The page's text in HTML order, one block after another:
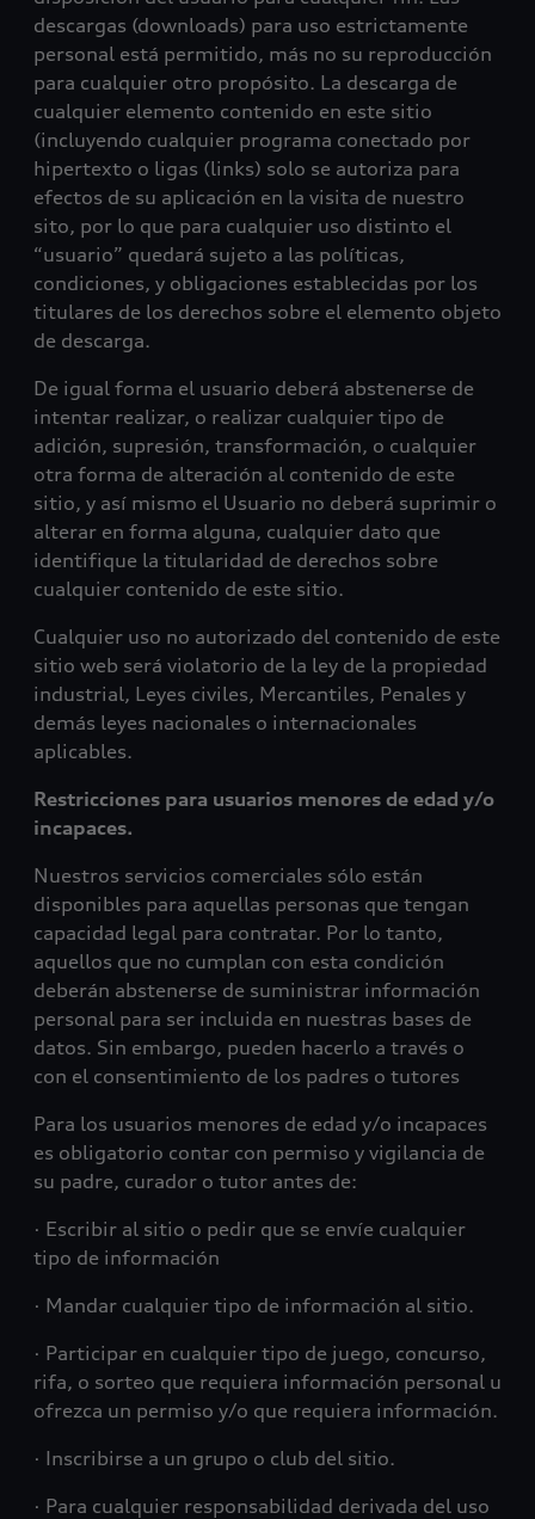
descargas (downloads) para uso estrictamente
personal está permitido, más no su reproducción
para cualquier otro propósito. La descarga de
cualquier elemento contenido en este sitio
(incluyendo cualquier programa conectado por
hipertexto o ligas (links) solo se autoriza para
efectos de su aplicación en la visita de nuestro
sito, por lo que para cualquier uso distinto el
“usuario” quedará sujeto a las políticas,
condiciones, y obligaciones establecidas por los
titulares de los derechos sobre el elemento objeto
de descarga.
De igual forma el usuario deberá abstenerse de
intentar realizar, o realizar cualquier tipo de
adición, supresión, transformación, o cualquier
otra forma de alteración al contenido de este
sitio, y así mismo el Usuario no deberá suprimir o
alterar en forma alguna, cualquier dato que
identifique la titularidad de derechos sobre
cualquier contenido de este sitio.
Cualquier uso no autorizado del contenido de este
sitio web será violatorio de la ley de la propiedad
industrial, Leyes civiles, Mercantiles, Penales y
demás leyes nacionales o internacionales
aplicables.
Restricciones para usuarios menores de edad y/o
incapaces.
Nuestros servicios comerciales sólo están
disponibles para aquellas personas que tengan
capacidad legal para contratar. Por lo tanto,
aquellos que no cumplan con esta condición
deberán abstenerse de suministrar información
personal para ser incluida en nuestras bases de
datos. Sin embargo, pueden hacerlo a través o
con el consentimiento de los padres o tutores
Para los usuarios menores de edad y/o incapaces
es obligatorio contar con permiso y vigilancia de
su padre, curador o tutor antes de:
· Escribir al sitio o pedir que se envíe cualquier
tipo de información
· Mandar cualquier tipo de información al sitio.
· Participar en cualquier tipo de juego, concurso,
rifa, o sorteo que requiera información personal u
ofrezca un permiso y/o que requiera información.
· Inscribirse a un grupo o club del sitio.
· Para cualquier responsabilidad derivada del uso